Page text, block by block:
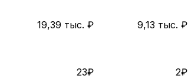
19,39 тыс. ₽ 9,13 тыс. ₽
23₽ 2₽